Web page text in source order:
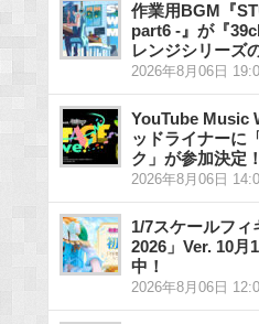
作業用BGM『
part6 -』が『
レンジシリーズ
2026年8月06日
YouTube Music
ッドライナーに
ク」が参加決定！
2026年8月06日
1/7スケールフィ
2026」Ver. 10月
中！
2026年8月06日